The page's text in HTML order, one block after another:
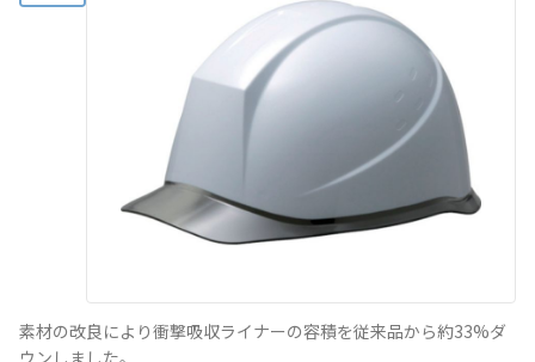
素材の改良により衝撃吸収ライナーの容積を従来品から約33%ダ
ウンしました。